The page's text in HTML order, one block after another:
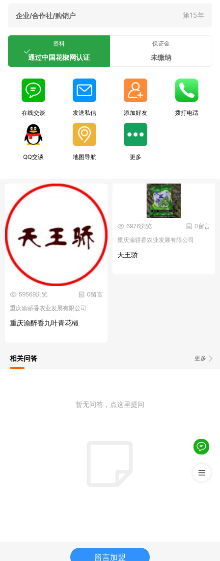
企业/合作社/购销户 第15年
资料
通过中国花椒网认证
保证金
未缴纳
在线交谈 发送私信 添加好友 拨打电话
QQ交谈 地图导航 更多
0留言
59569浏览
重庆渝骄香农业发展有限公司
重庆渝醉香九叶青花椒
0留言
6976浏览
重庆渝骄香农业发展有限公司
天王骄
更多
相关问答
暂无问答，点这里提问
留言加盟